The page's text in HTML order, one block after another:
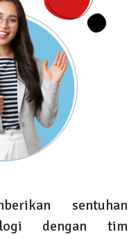
sentuhan
dengan tim